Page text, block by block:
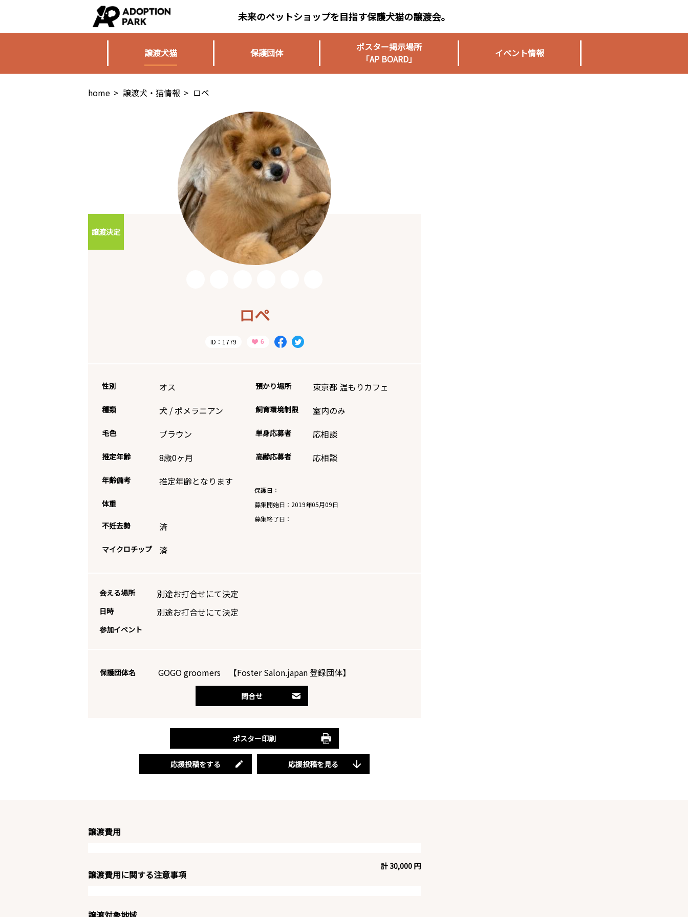
未来のペットショップを目指す保護犬猫の譲渡会。
譲渡犬猫 保護団体
ポスター掲示場所
「AP BOARD」
イベント情報
home > 譲渡犬・猫情報 > ロペ
譲渡決定
ロペ
ID：1779
性別 オス
種類 犬 / ポメラニアン
毛色 ブラウン
推定年齢 8歳0ヶ月
年齢備考 推定年齢となります
体重
不妊去勢 済
マイクロチップ 済
預かり場所 東京都 温もりカフェ
飼育環境制限 室内のみ
単身応募者 応相談
高齢応募者 応相談
保護日：
募集開始日： 2019年05月09日
募集終了日：
会える場所 別途お打合せにて決定
日時 別途お打合せにて決定
参加イベント
保護団体名 GOGO groomers 【Foster Salon.japan 登録団体】
問合せ
ポスター印刷
応援投稿をする 応援投稿を見る
譲渡費用
計 30,000 円
譲渡費用に関する注意事項